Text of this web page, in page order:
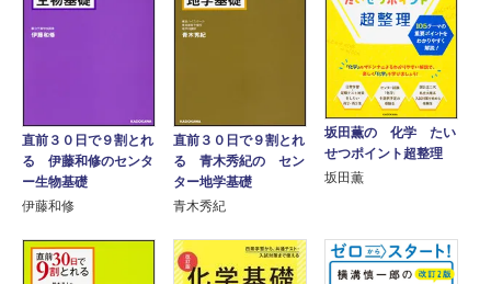
直前３０日で９割とれ
る 伊藤和修のセンタ
ー生物基礎
伊藤和修
直前３０日で９割とれ
る 青木秀紀の セン
ター地学基礎
青木秀紀
坂田薫の 化学 たい
せつポイント超整理
坂田薫